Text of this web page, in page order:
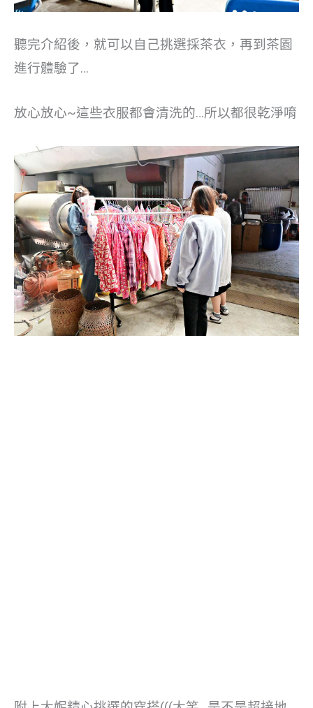
聽完介紹後，就可以自己挑選採茶衣，再到茶園
進行體驗了…
放心放心~這些衣服都會清洗的…所以都很乾淨唷